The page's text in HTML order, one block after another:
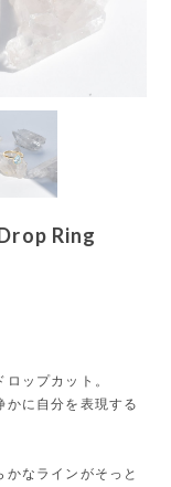
Ring
ップカット。
かに自分を表現する
なラインがそっと